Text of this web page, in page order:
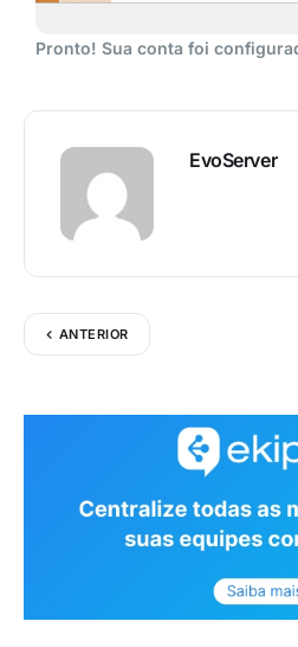
Pronto! Sua conta foi
EvoServer
ANTERIOR